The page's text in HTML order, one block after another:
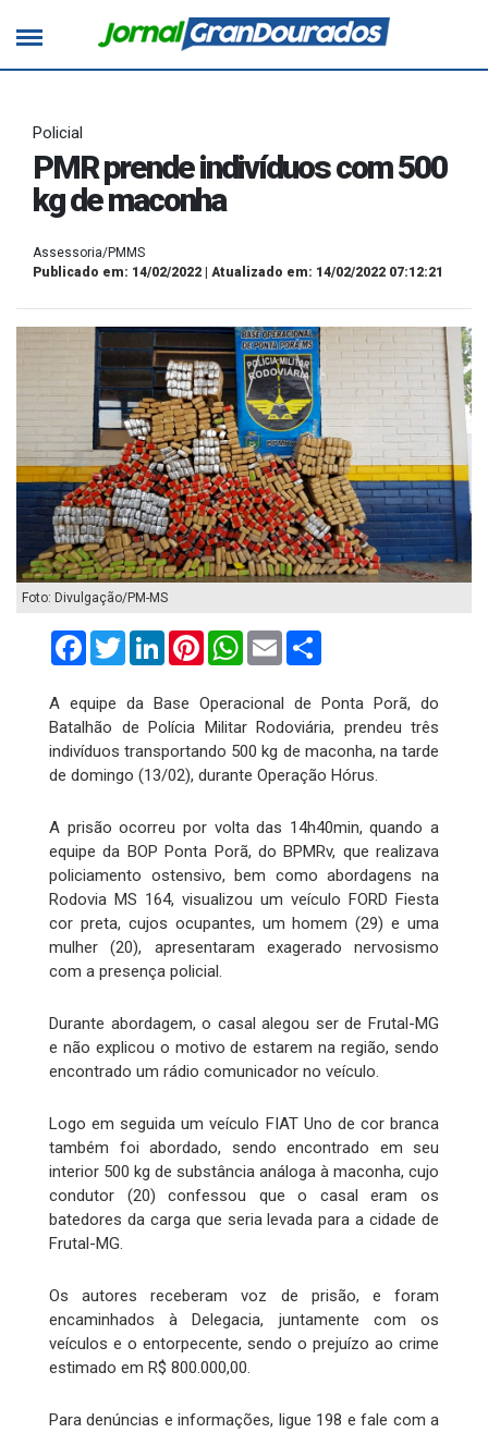
Policial
PMR prende indivíduos com 500
kg de maconha
Assessoria/PMMS
Publicado em: 14/02/2022 | Atualizado em: 14/02/2022 07:12:21
Foto: Divulgação/PM-MS
FacebookTwitterLinkedInPinterestWhatsApp
Email
A equipe da Base Operacional de Ponta Porã, do
Batalhão de Polícia Militar Rodoviária, prendeu três
indivíduos transportando 500 kg de maconha, na tarde
de domingo (13/02), durante Operação Hórus.
A prisão ocorreu por volta das 14h40min, quando a
equipe da BOP Ponta Porã, do BPMRv, que realizava
policiamento ostensivo, bem como abordagens na
Rodovia MS 164, visualizou um veículo FORD Fiesta
cor preta, cujos ocupantes, um homem (29) e uma
mulher (20), apresentaram exagerado nervosismo
com a presença policial.
Durante abordagem, o casal alegou ser de Frutal-MG
e não explicou o motivo de estarem na região, sendo
encontrado um rádio comunicador no veículo.
Logo em seguida um veículo FIAT Uno de cor branca
também foi abordado, sendo encontrado em seu
interior 500 kg de substância análoga à maconha, cujo
condutor (20) confessou que o casal eram os
batedores da carga que seria levada para a cidade de
Frutal-MG.
Os autores receberam voz de prisão, e foram
encaminhados à Delegacia, juntamente com os
veículos e o entorpecente, sendo o prejuízo ao crime
estimado em R$ 800.000,00.
Para denúncias e informações, ligue 198 e fale com a